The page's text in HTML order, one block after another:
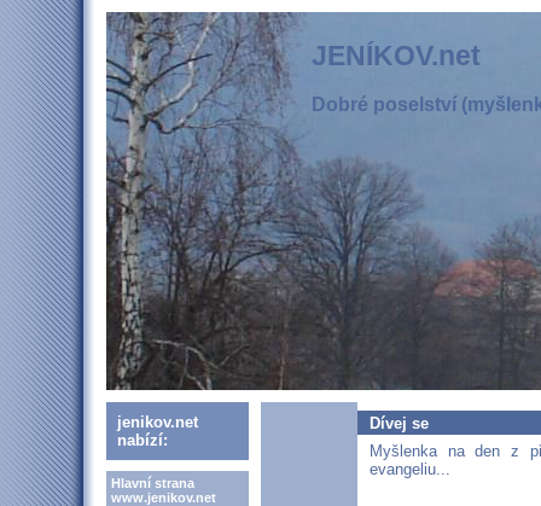
JENÍKOV.net
Dobré poselství
jenikov.net
nabízí:
Hlavní strana
www.jenikov.net
Dívej se
Myšlenka na den z
evangeliu...